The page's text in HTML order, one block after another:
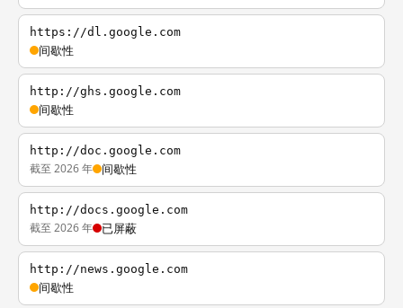
https://dl.google.com
间歇性
http://ghs.google.com
间歇性
http://doc.google.com
截至 2026 年 间歇性
http://docs.google.com
截至 2026 年 已屏蔽
http://news.google.com
间歇性